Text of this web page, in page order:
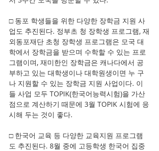
□ 동포 학생들을 위한 다양한 장학금 지원 사
업도 추진된다. 정부초 청 장학생 프로그램, 재
외동포재단 초청 장학생 프로그램은 모국 대
학에서 장학금을 받으며 수학할 수 있는 프로
그램이며, 재미한인 장학금은 캐나다에서 공
부하고 있는 대학생이나 대학원생이면 누 구
나 지원할 수 있는 장학금 지원 사업이다. 이
들 사업 모두 TOPIK(한국어능력시험)을 가산
점으로 계산하기 때문에 3월 TOPIK 시험에 응
시해 두는 것이 좋다.
□ 한국어 교육 등 다양한 교육지원 프로그램
도 추진된다. 8월 중에 고등학생 한국어 집중